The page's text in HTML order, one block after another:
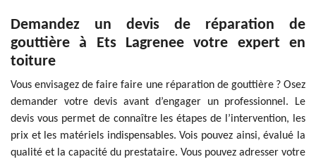
Demandez un devis de réparation de
gouttière à Ets Lagrenee votre expert en
toiture
Vous envisagez de faire faire une réparation de gouttière ? Osez
demander votre devis avant d’engager un professionnel. Le
devis vous permet de connaître les étapes de l’intervention, les
prix et les matériels indispensables. Vois pouvez ainsi, évalué la
qualité et la capacité du prestataire. Vous pouvez adresser votre